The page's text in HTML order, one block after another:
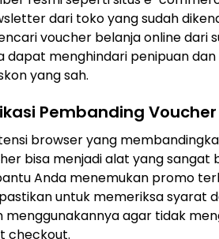
dari toko yang sudah
voucher belanja online dari
dapat menghindari penipuan
yang sah.
Pembanding Voucher
browser yang
bisa menjadi alat yang sangat
Anda menemukan promo
untuk memeriksa syarat
menggunakannya agar tidak
checkout.